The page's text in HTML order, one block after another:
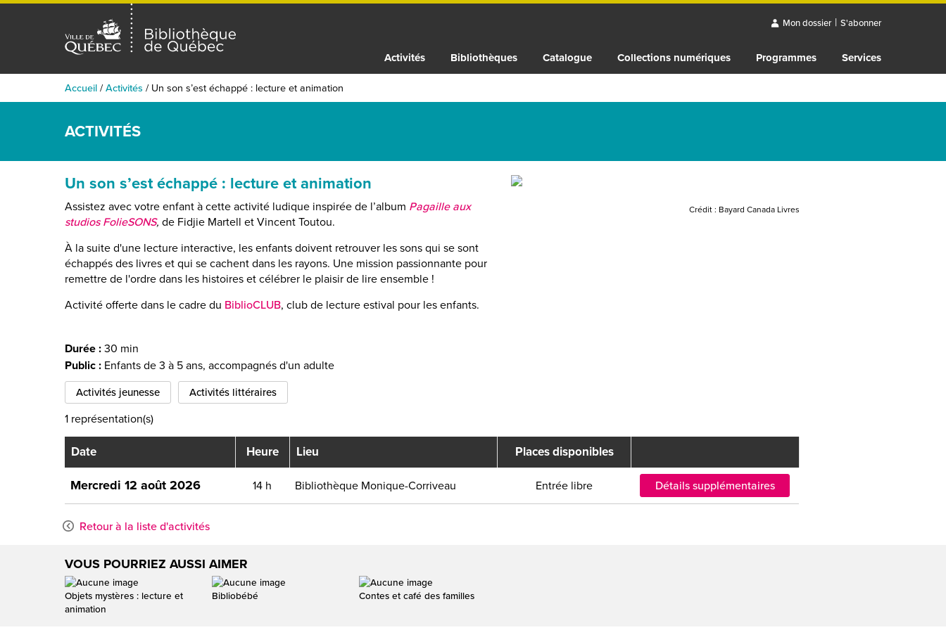
Mon dossier | S'abonner
Activités Bibliothèques Catalogue Collections numériques Programmes
Services
Accueil/Activités / Un son s’est échappé : lecture et animation
ACTIVITÉS
Un son s’est échappé : lecture et animation
Assistez avec votre enfant à cette activité ludique inspirée de l’album Pagaille aux
studios FolieSONS, de Fidjie Martell et Vincent Toutou.
À la suite d'une lecture interactive, les enfants doivent retrouver les sons qui se sont
échappés des livres et qui se cachent dans les rayons. Une mission passionnante pour
remettre de l'ordre dans les histoires et célébrer le plaisir de lire ensemble !
Activité offerte dans le cadre du BiblioCLUB, club de lecture estival pour les enfants.
Durée :30 min
Public : Enfants de 3 à 5 ans, accompagnés d'un adulte
Activités jeunesse Activités littéraires
Crédit : Bayard Canada Livres
1 représentation(s)
Date Heure Lieu Places disponibles
Mercredi 12 août 2026 14 h Bibliothèque Monique-Corriveau Entrée libre Détails supplémentaires
Retour à la liste d'activités
VOUS POURRIEZ AUSSI AIMER
Objets mystères : lecture et
animation
Bibliobébé Contes et café des familles